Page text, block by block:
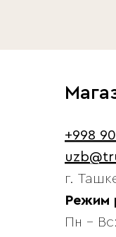
+998
г.
Режим
Пн -